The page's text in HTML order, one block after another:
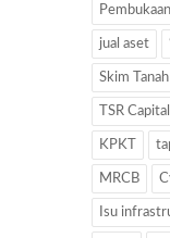
jual aset
Skim
TSR Capital
KPKT
MRCB
Isu